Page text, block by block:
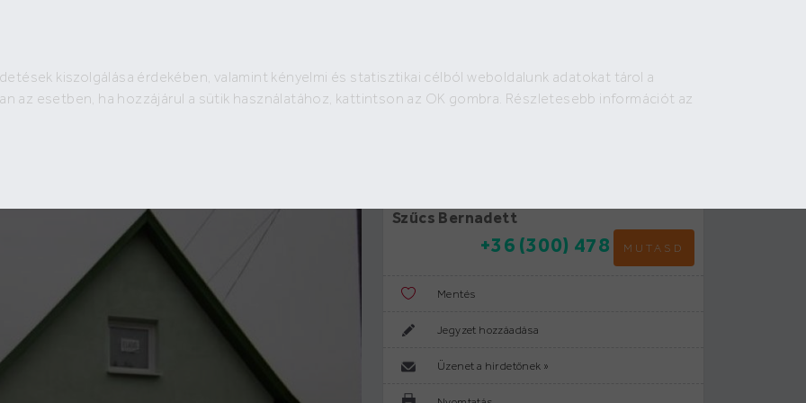
kiszolgálása érdekében, valamint kényelmi és statisztikai célból weboldalunk adatokat tárol a
az esetben, ha hozzájárul a sütik használatához, kattintson az OK gombra. Részletesebb információt az
50 e Ft Hirdető:
Szűcs Bernadett
MUTASD
+36 (300) 478
Mentés
Jegyzet hozzáadása
Üzenet a hirdetőnek »